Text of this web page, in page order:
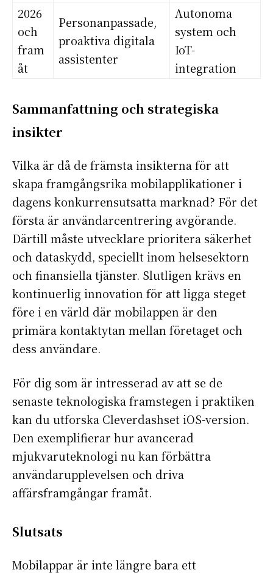
2026
och
fram
åt
Personanpassade,
proaktiva digitala
assistenter
Autonoma
system och
IoT-
integration
Sammanfattning och strategiska
insikter
Vilka är då de främsta insikterna för att
skapa framgångsrika mobilapplikationer i
dagens konkurrensutsatta marknad? För det
första är användarcentrering avgörande.
Därtill måste utvecklare prioritera säkerhet
och dataskydd, speciellt inom helsesektorn
och finansiella tjänster. Slutligen krävs en
kontinuerlig innovation för att ligga steget
före i en värld där mobilappen är den
primära kontaktytan mellan företaget och
dess användare.
För dig som är intresserad av att se de
senaste teknologiska framstegen i praktiken
kan du utforska Cleverdashset iOS-version.
Den exemplifierar hur avancerad
mjukvaruteknologi nu kan förbättra
användarupplevelsen och driva
affärsframgångar framåt.
Slutsats
Mobilappar är inte längre bara ett